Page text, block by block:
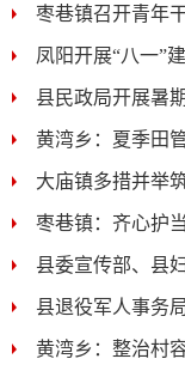
枣巷镇召开青年
凤阳开展“八一”
县民政局开展暑
黄湾乡：夏季田
大庙镇多措并举
枣巷镇：齐心护
县委宣传部、县
县退役军人事务
黄湾乡：整治村